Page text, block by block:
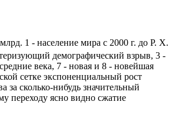
1 - население мира с 2000 г. до Р. Х.
демографический взрыв, 3 -
века, 7 - новая и 8 - новейшая
сетке экспоненциальный рост
за сколько-нибудь значительный
переходу ясно видно сжатие